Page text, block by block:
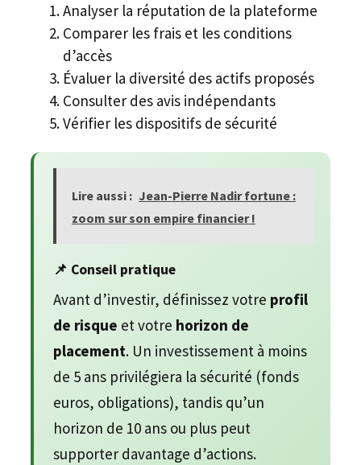
Analyser la réputation de la plateforme
Comparer les frais et les conditions
d’accès
Évaluer la diversité des actifs proposés
Consulter des avis indépendants
Vérifier les dispositifs de sécurité
Lire aussi : Jean-Pierre Nadir fortune :
zoom sur son empire financier !
📌 Conseil pratique
Avant d’investir, définissez votre profil
de risque et votre horizon de
placement. Un investissement à moins
de 5 ans privilégiera la sécurité (fonds
euros, obligations), tandis qu’un
horizon de 10 ans ou plus peut
supporter davantage d’actions.